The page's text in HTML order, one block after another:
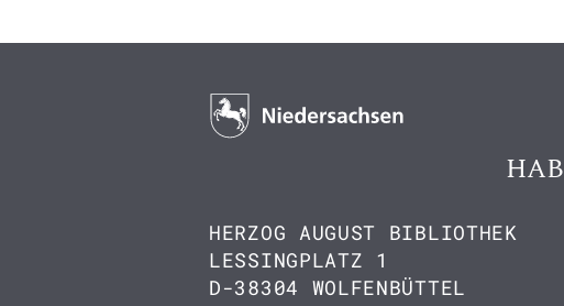
HAB
HERZOG AUGUST BIBLIOTHEK
LESSINGPLATZ 1
D-38304 WOLFENBÜTTEL